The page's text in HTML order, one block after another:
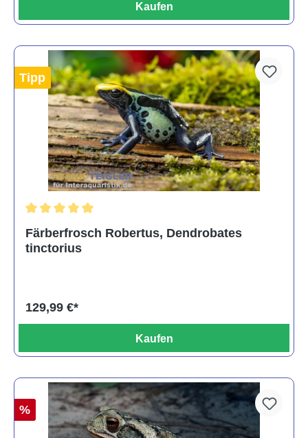
Kaufen
Tipp
Färberfrosch Robertus, Dendrobates
tinctorius
129,99 €*
Kaufen
%